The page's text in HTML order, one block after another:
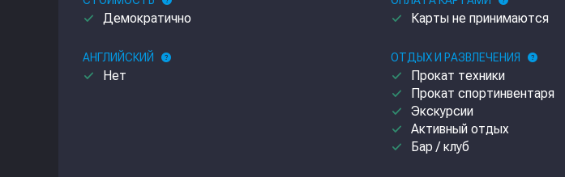
done Демократично done Карты не принимаются
АНГЛИЙСКИЙ help
done Нет
ОТДЫХ И РАЗВЛЕЧЕНИЯ help
done Прокат техники
done Прокат спортинвентаря
done Экскурсии
done Активный отдых
done Бар / клуб